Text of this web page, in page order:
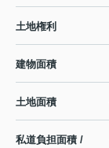
土地権利
建物面積
土地面積
私道負担面積 /